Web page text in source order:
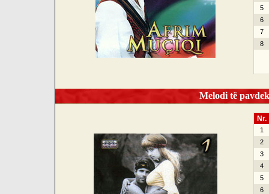
5
6
7
8
Melodi të
Nr.
1
2
3
4
5
6